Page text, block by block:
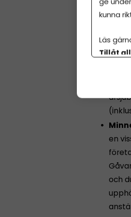
en
och
kunna
Läs
Tillåt